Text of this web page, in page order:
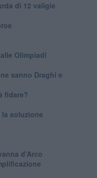
di 12 valigie
Olimpiadi
sanno Draghi e
fidare?
soluzione
d'Arco